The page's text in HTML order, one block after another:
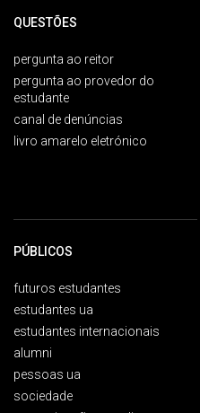
QUESTÕES
pergunta ao reitor
pergunta ao provedor do
estudante
canal de denúncias
livro amarelo eletrónico
PÚBLICOS
futuros estudantes
estudantes ua
estudantes internacionais
alumni
pessoas ua
sociedade